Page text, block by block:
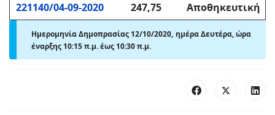
221140/04-09-2020 247,75 Αποθηκευτική
Ημερομηνία Δημοπρασίας 12/10/2020, ημέρα Δευτέρα,ώρα
έναρξης 10:15 π.μ.έως 10:30 π.μ.